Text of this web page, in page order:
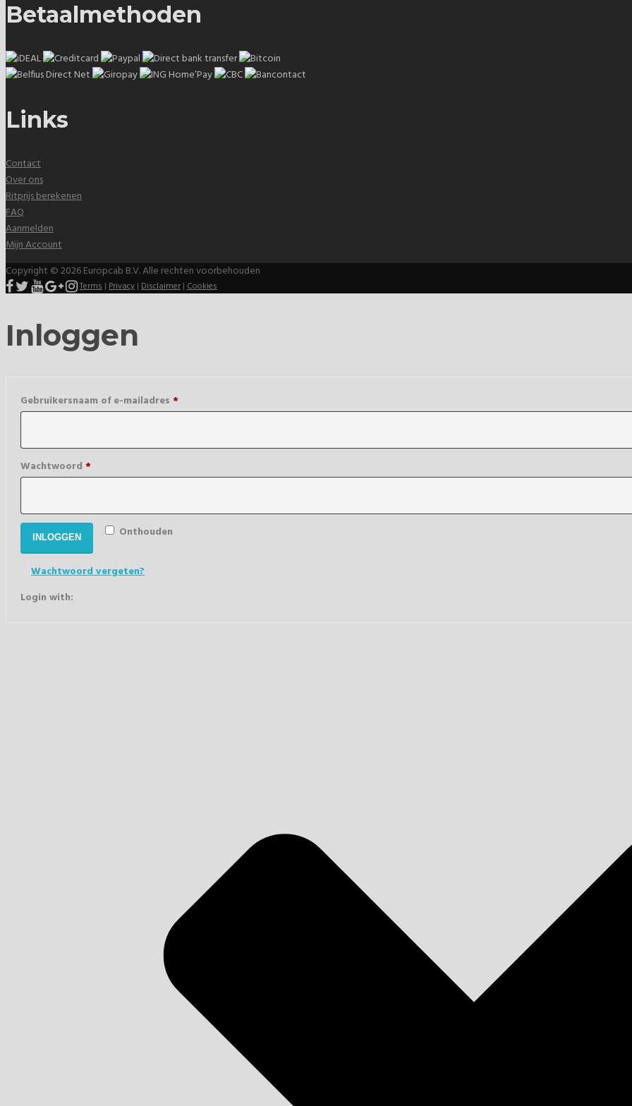
Betaalmethoden
Links
Contact
Over ons
Ritprijs berekenen
FAQ
Aanmelden
Mijn Account
Copyright © 2026 Europcab B.V. Alle rechten voorbehouden
Terms | Privacy | Disclaimer | Cookies
Inloggen
Gebruikersnaam of e-mailadres *Verplicht
Wachtwoord *Verplicht
Onthouden
INLOGGEN
Wachtwoord vergeten?
Login with: